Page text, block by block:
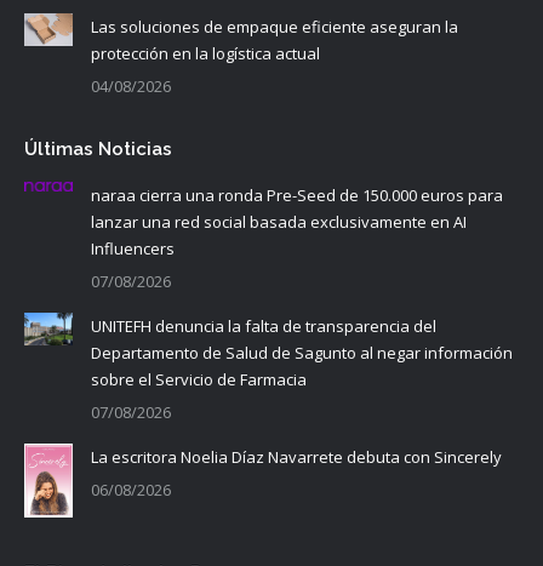
Las soluciones de empaque eficiente aseguran la
protección en la logística actual
04/08/2026
Últimas Noticias
naraa cierra una ronda Pre-Seed de 150.000 euros para
lanzar una red social basada exclusivamente en AI
Influencers
07/08/2026
UNITEFH denuncia la falta de transparencia del
Departamento de Salud de Sagunto al negar información
sobre el Servicio de Farmacia
07/08/2026
La escritora Noelia Díaz Navarrete debuta con Sincerely
06/08/2026